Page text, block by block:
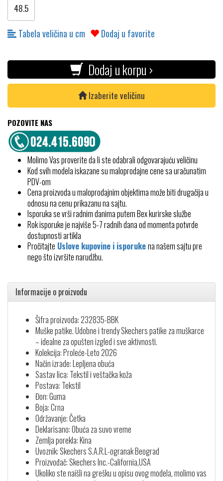
48.5
Tabela veličina u cm Dodaj u favorite
Dodaj u korpu ›
Izaberite veličinu
POZOVITE NAS
Molimo Vas proverite da li ste odabrali odgovarajuću veličinu
Kod svih modela iskazane su maloprodajne cene sa uračunatim
PDV-om
Cena proizvoda u maloprodajnim objektima može biti drugačija u
odnosu na cenu prikazanu na sajtu.
Isporuka se vrši radnim danima putem Bex kurirske službe
Rok isporuke je najviše 5-7 radnih dana od momenta potvrde
dostupnosti artikla
Pročitajte Uslove kupovine i isporukena našem sajtu pre
nego što izvršite narudžbu.
Informacije o proizvodu
Šifra proizvoda: 232835-BBK
Muške patike. Udobne i trendy Skechers patike za muškarce
– idealne za opušten izgled i sve aktivnosti.
Kolekcija: Proleće-Leto 2026
Način izrade: Lepljena obuća
Sastav lica: Tekstil i veštačka koža
Postava: Tekstil
Đon: Guma
Boja: Crna
Održavanje: Četka
Deklarisano: Obuća za suvo vreme
Zemlja porekla: Kina
Uvoznik: Skechers S.A.R.L-ogranak Beograd
Proizvođač: Skechers Inc.-California,USA
Ukoliko ste naišli na grešku u opisu ovog modela, molimo vas